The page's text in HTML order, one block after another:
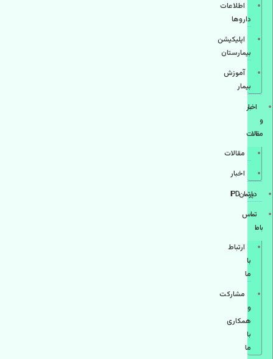
اطلاعات
دارو‌ها
اپليكيشن
بيمارستان
آموزش
بیمار
اخبار
و
مقالات
مقالات
اخبار
دپارتمانIPD
تماس
با ما
ارتباط
با
ما
مشاركت
و
همكاری
با
ما